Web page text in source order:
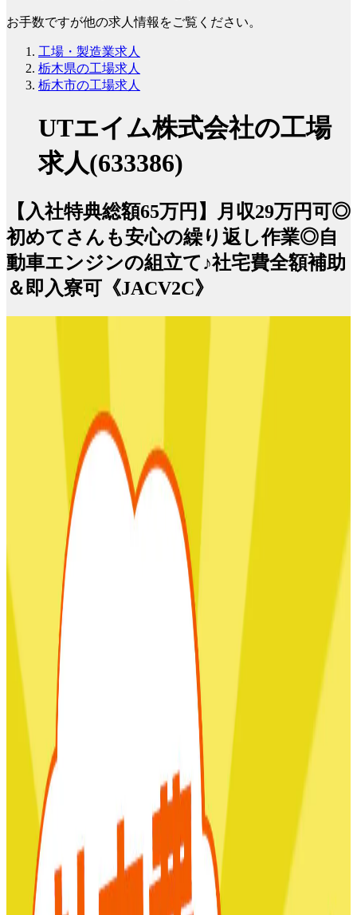
お手数ですが他の求人情報をご覧ください。
工場・製造業求人
栃木県の工場求人
栃木市の工場求人
UTエイム株式会社の工場
求人(633386)
【入社特典総額65万円】月収29万円可◎
初めてさんも安心の繰り返し作業◎自
動車エンジンの組立て♪社宅費全額補助
＆即入寮可《JACV2C》